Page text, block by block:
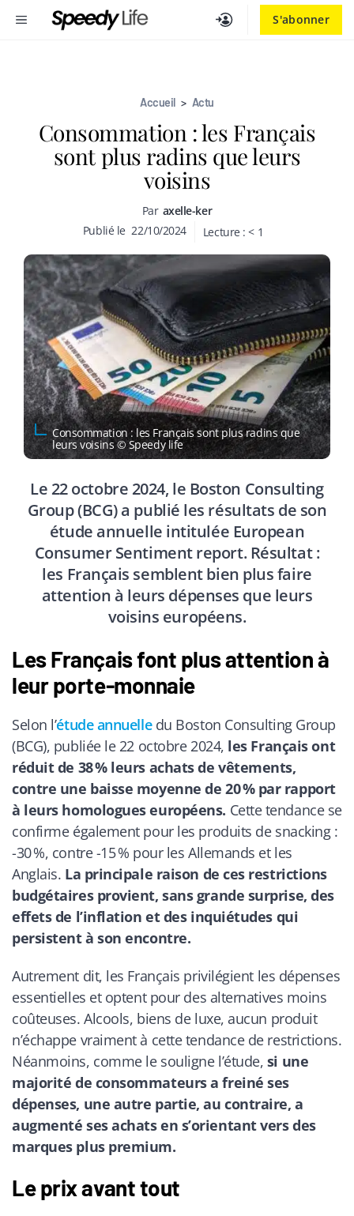
S'abonner
MENU
Accueil > Actu
Consommation : les Français
sont plus radins que leurs
voisins
Par axelle-ker
Publié le 22/10/2024 Lecture :< 1
Consommation : les Français sont plus radins que
leurs voisins © Speedy life
Le 22 octobre 2024, le Boston Consulting
Group (BCG) a publié les résultats de son
étude annuelle intitulée European
Consumer Sentiment report. Résultat :
les Français semblent bien plus faire
attention à leurs dépenses que leurs
voisins européens.
Les Français font plus attention à
leur porte-monnaie
Selon l’étude annuelledu Boston Consulting Group
(BCG), publiée le 22 octobre 2024, les Français ont
réduit de 38 % leurs achats de vêtements,
contre une baisse moyenne de 20 % par rapport
à leurs homologues européens. Cette tendance se
confirme également pour les produits de snacking :
-30 %, contre -15 % pour les Allemands et les
Anglais. La principale raison de ces restrictions
budgétaires provient, sans grande surprise, des
effets de l’inflation et des inquiétudes qui
persistent à son encontre.
Autrement dit, les Français privilégient les dépenses
essentielles et optent pour des alternatives moins
coûteuses. Alcools, biens de luxe, aucun produit
n’échappe vraiment à cette tendance de restrictions.
Néanmoins, comme le souligne l’étude, si une
majorité de consommateurs a freiné ses
dépenses, une autre partie, au contraire, a
augmenté ses achats en s’orientant vers des
marques plus premium.
Le prix avant tout